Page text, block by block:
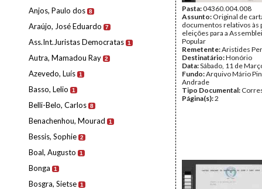
Anjos, Paulo dos 8
Araújo, José Eduardo 7
Ass.Int.Juristas Democratas 1
Autra, Mamadou Ray 2
Azevedo, Luís 1
Basso, Lelio 1
Belli-Belo, Carlos 8
Benachenhou, Mourad 1
Bessis, Sophie 2
Boal, Augusto 1
Bonga 1
Bosgra, Sietse 1
Pasta:04360.004.008
Assunto: Original de
documentos relativos às
eleições para a
Popular
Remetente:Aristides
Destinatário:Honório
Data:Sábado, 11 de
Fundo:Arquivo Mário
Andrade
Tipo Documental:
Página(s):2